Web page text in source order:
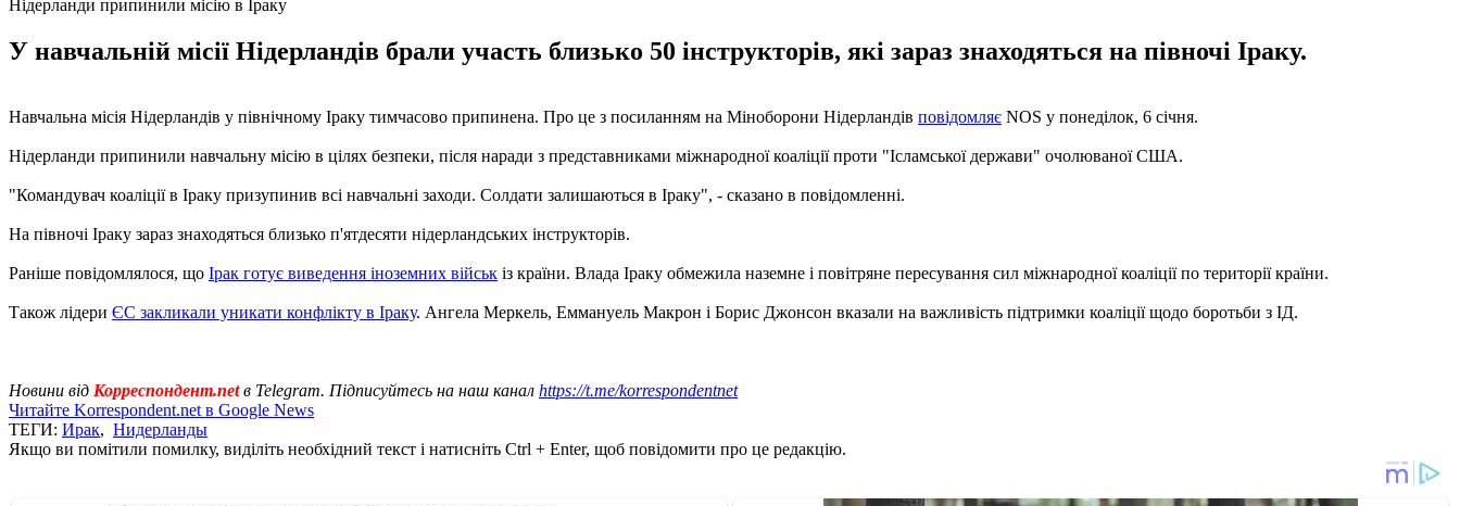
Нідерланди припинили місію в Іраку
У навчальній місії Нідерландів брали участь близько 50 інструкторів, які зараз знаходяться на півночі Іраку.
Навчальна місія Нідерландів у північному Іраку тимчасово припинена. Про це з посиланням на Міноборони Нідерландів повідомляє NOS у понеділок, 6 січня.
Нідерланди припинили навчальну місію в цілях безпеки, після наради з представниками міжнародної коаліції проти "Ісламської держави" очолюваної США.
"Командувач коаліції в Іраку призупинив всі навчальні заходи. Солдати залишаються в Іраку", - сказано в повідомленні.
На півночі Іраку зараз знаходяться близько п'ятдесяти нідерландських інструкторів.
Раніше повідомлялося, що Ірак готує виведення іноземних військ із країни. Влада Іраку обмежила наземне і повітряне пересування сил міжнародної коаліції по території країни.
Також лідери ЄС закликали уникати конфлікту в Іраку. Ангела Меркель, Еммануель Макрон і Борис Джонсон вказали на важливість підтримки коаліції щодо боротьби з ІД.
Новини від Корреспондент.netв Telegram. Підписуйтесь на наш канал https://t.me/korrespondentnet
Читайте Korrespondent.net в Google News
ТЕГИ: Ирак, Нидерланды
Якщо ви помітили помилку, виділіть необхідний текст і натисніть Ctrl + Enter, щоб повідомити про це редакцію.